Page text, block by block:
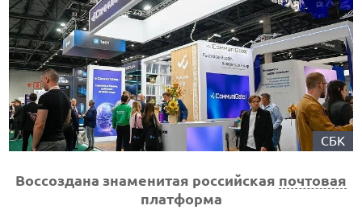
СБК
Воссоздана знаменитая российская почтовая
платформа